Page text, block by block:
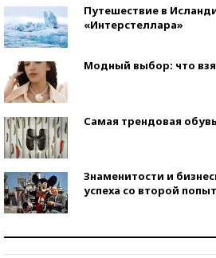
Путешествие в
«Интерстеллара»
Модный выбор: что
Самая трендовая
Знаменитости и
успеха со второй